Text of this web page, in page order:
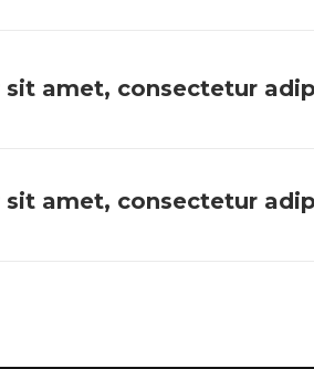
amet, consectetur
amet, consectetur